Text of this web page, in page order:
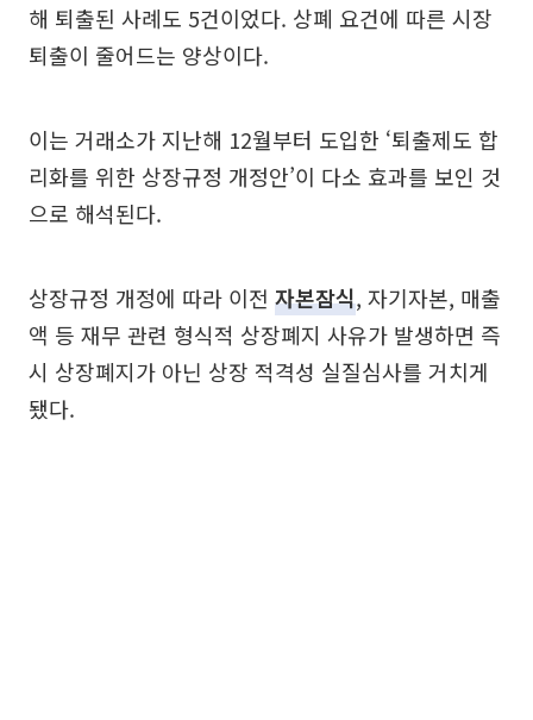
해 퇴출된 사례도 5건이었다. 상폐 요건에 따른 시장
퇴출이 줄어드는 양상이다.
이는 거래소가 지난해 12월부터 도입한 ‘퇴출제도 합
리화를 위한 상장규정 개정안’이 다소 효과를 보인 것
으로 해석된다.
상장규정 개정에 따라 이전 자본잠식, 자기자본, 매출
액 등 재무 관련 형식적 상장폐지 사유가 발생하면 즉
시 상장폐지가 아닌 상장 적격성 실질심사를 거치게
됐다.